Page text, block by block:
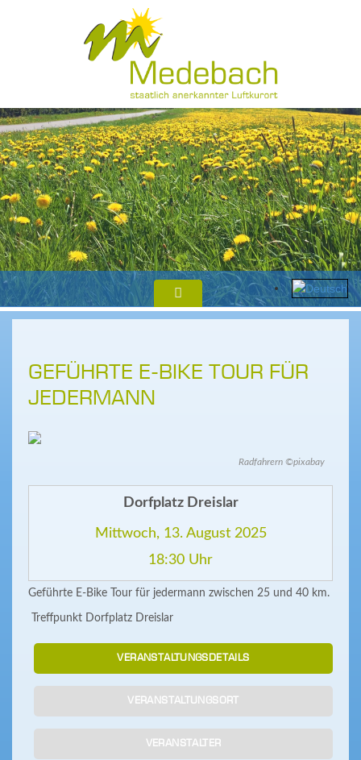
GEFÜHRTE E-BIKE TOUR FÜR
JEDERMANN
Radfahrern ©pixabay
Dorfplatz Dreislar
Mittwoch, 13. August 2025
18:30 Uhr
Geführte E-Bike Tour für jedermann zwischen 25 und 40 km.
Treffpunkt Dorfplatz Dreislar
VERANSTALTUNGSDETAILS
VERANSTALTUNGSORT
VERANSTALTER